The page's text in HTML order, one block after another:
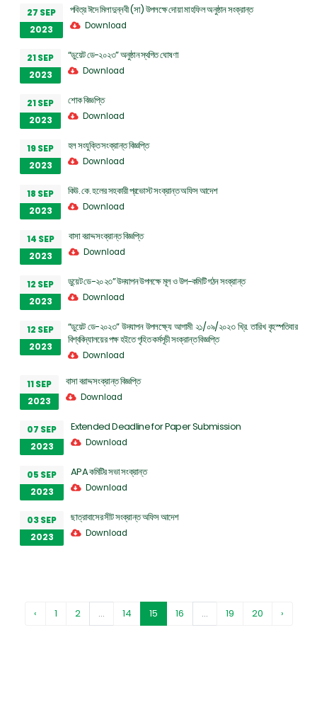
27 SEP
2023
পবিত্র ঈদে মিলাদুন্নবী (সা) উপলক্ষে দোয়া মাহফিল অনুষ্ঠান সংক্রান্ত
Download
21 SEP
2023
“ডুয়েট ডে-২০২৩” অনুষ্ঠান স্থগিত ঘোষণা
Download
21 SEP
2023
শোক বিজ্ঞপ্তি
Download
19 SEP
2023
হল সংযুক্তি সংক্রান্ত বিজ্ঞপ্তি
Download
18 SEP
2023
কিউ. কে. হলের সহকারী প্রভোস্ট সংক্রান্ত অফিস আদেশ
Download
14 SEP
2023
বাসা বরাদ্দ সংক্রান্ত বিজ্ঞপ্তি
Download
12 SEP
2023
ডুয়েট ডে-২০২৩” উদযাপন উপলক্ষে মূল ও উপ-কমিটি গঠন সংক্রান্ত
Download
12 SEP
2023
“ডুয়েট ডে-২০২৩” উদযাপন উপলক্ষ্যে আগামী ২১/০৯/২০২৩ খ্রি. তারিখ বৃহস্পতিবার
বিশ্ববিদ্যালয়ের পক্ষ হইতে গৃহিত কর্মসূচী সংক্রান্ত বিজ্ঞপ্তি
Download
11 SEP
2023
বাসা বরাদ্দ সংক্রান্ত বিজ্ঞপ্তি
Download
07 SEP
2023
Extended Deadline for Paper Submission
Download
05 SEP
2023
APA কমিটির সভা সংক্রান্ত
Download
03 SEP
2023
ছাত্রাবাসের সীট সংক্রান্ত অফিস আদেশ
Download
‹ 1 2 ... 14 15 16 ... 19 20 ›